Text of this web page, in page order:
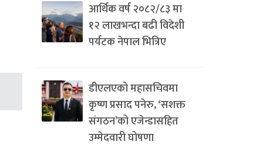
आर्थिक वर्ष २०८२/८३ मा
१२ लाखभन्दा बढी विदेशी
पर्यटक नेपाल भित्रिए
डीएलएको महासचिवमा
कृष्ण प्रसाद पनेरु, ‘सशक्त
संगठन’को एजेन्डासहित
उम्मेदवारी घोषणा